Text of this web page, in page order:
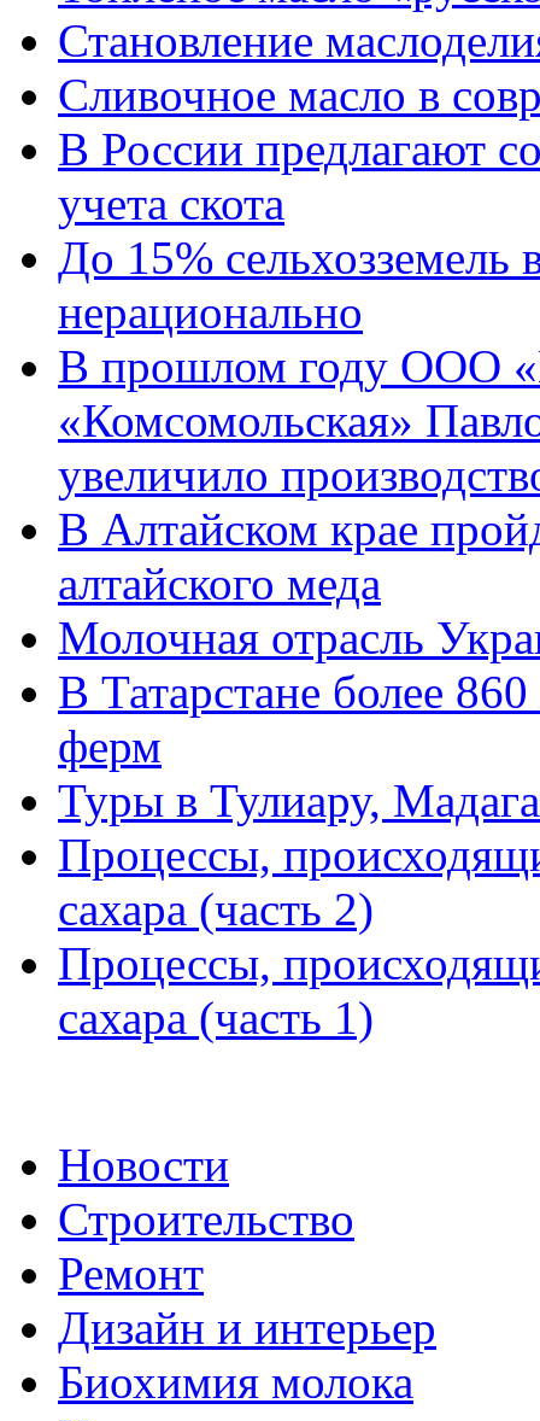
Становление
Сливочное масло в
В России предлагают
учета скота
До 15% сельхозземель
нерационально
В прошлом году ООО
«Комсомольская»
увеличило
В Алтайском крае
алтайского меда
Молочная отрасль
В Татарстане более
ферм
Туры в Тулиару,
Процессы,
сахара (часть 2)
Процессы,
сахара (часть 1)
Новости
Строительство
Ремонт
Дизайн и интерьер
Биохимия молока